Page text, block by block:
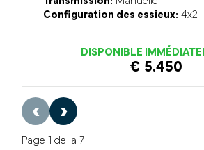
Configuration des essieux: 4x2
DISPONIBLE
€ 5.450
‹ ›
Page 1 de la 7